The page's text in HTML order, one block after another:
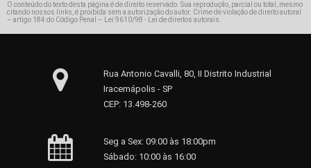
O conteúdo do texto desta página é de direito reservado. Sua reprodução, parcial ou total, mesmo
citando nossos links, é proibida sem a autorização do autor. Crime de violação de direito autoral
– artigo 184 do Código Penal –
Lei 9610/98 - Lei de direitos autorais
Rua Antonio Cavalli, 80, II Distrito Industrial
Iracemápolis - SP
CEP: 13.498-260
Seg a Sex: 09:00 às 18:00pm
Sábado: 10:00 às 16:00